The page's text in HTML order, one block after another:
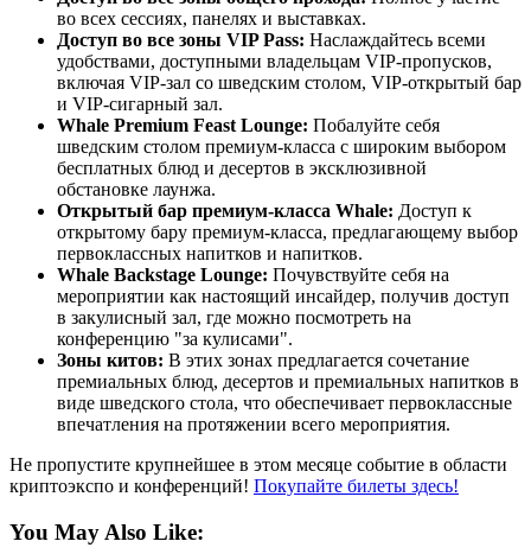
во всех сессиях, панелях и выставках.
Доступ во все зоны VIP Pass: Наслаждайтесь всеми
удобствами, доступными владельцам VIP-пропусков,
включая VIP-зал со шведским столом, VIP-открытый бар
и VIP-сигарный зал.
Whale Premium Feast Lounge: Побалуйте себя
шведским столом премиум-класса с широким выбором
бесплатных блюд и десертов в эксклюзивной
обстановке лаунжа.
Открытый бар премиум-класса Whale: Доступ к
открытому бару премиум-класса, предлагающему выбор
первоклассных напитков и напитков.
Whale Backstage Lounge: Почувствуйте себя на
мероприятии как настоящий инсайдер, получив доступ
в закулисный зал, где можно посмотреть на
конференцию "за кулисами".
Зоны китов: В этих зонах предлагается сочетание
премиальных блюд, десертов и премиальных напитков в
виде шведского стола, что обеспечивает первоклассные
впечатления на протяжении всего мероприятия.
Не пропустите крупнейшее в этом месяце событие в области
криптоэкспо и конференций! Покупайте билеты здесь!
You May Also Like: